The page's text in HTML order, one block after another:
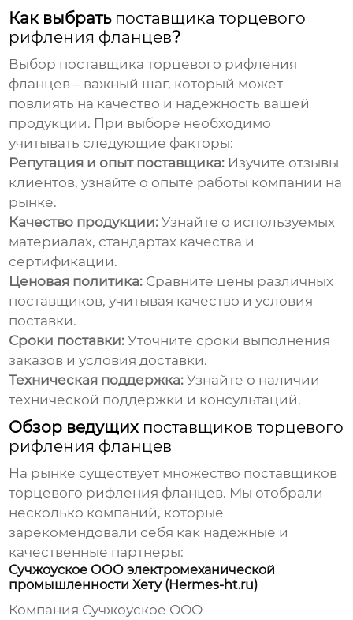
Как выбрать поставщика торцевого
рифления фланцев?
Выбор поставщика торцевого рифления
фланцев – важный шаг, который может
повлиять на качество и надежность вашей
продукции. При выборе необходимо
учитывать следующие факторы:
Репутация и опыт поставщика: Изучите отзывы
клиентов, узнайте о опыте работы компании на
рынке.
Качество продукции: Узнайте о используемых
материалах, стандартах качества и
сертификации.
Ценовая политика: Сравните цены различных
поставщиков, учитывая качество и условия
поставки.
Сроки поставки: Уточните сроки выполнения
заказов и условия доставки.
Техническая поддержка: Узнайте о наличии
технической поддержки и консультаций.
Обзор ведущих поставщиков торцевого
рифления фланцев
На рынке существует множество поставщиков
торцевого рифления фланцев. Мы отобрали
несколько компаний, которые
зарекомендовали себя как надежные и
качественные партнеры:
Сучжоуское ООО электромеханической
промышленности Хету (Hermes-ht.ru)
Компания Сучжоуское ООО